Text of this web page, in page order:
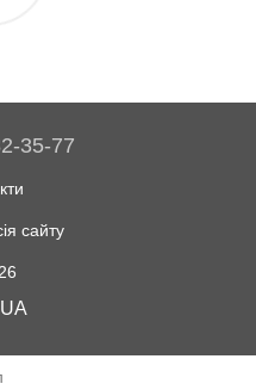
35-77
сайту
UA